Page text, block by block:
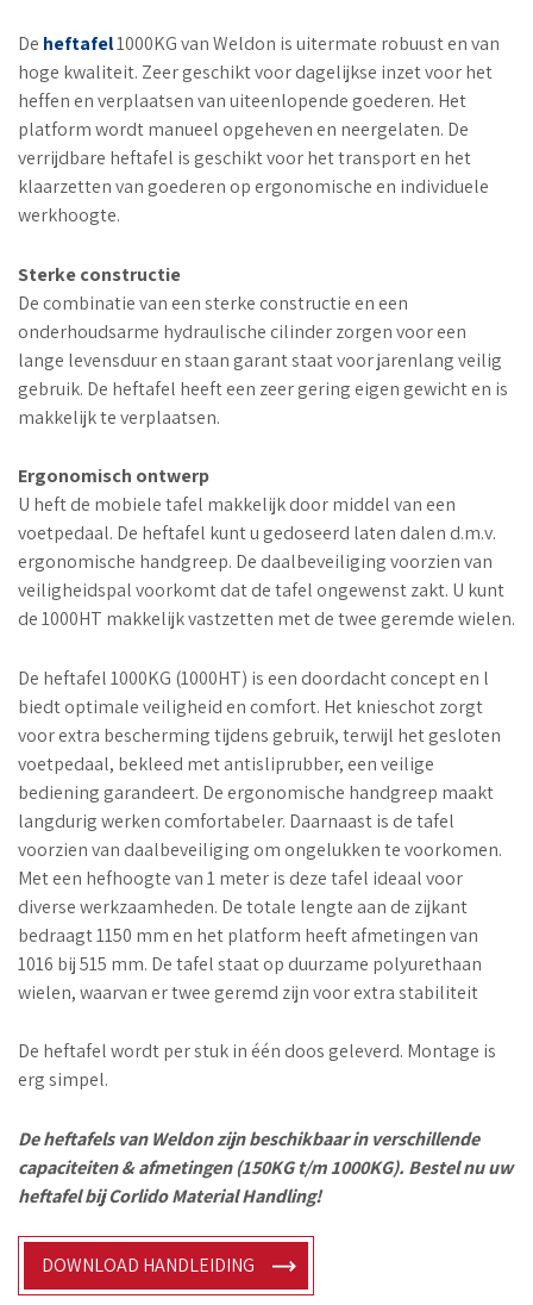
De heftafel1000KG van Weldon is uitermate robuust en van
hoge kwaliteit. Zeer geschikt voor dagelijkse inzet voor het
heffen en verplaatsen van uiteenlopende goederen. Het
platform wordt manueel opgeheven en neergelaten. De
verrijdbare heftafel is geschikt voor het transport en het
klaarzetten van goederen op ergonomische en individuele
werkhoogte.
Sterke constructie
De combinatie van een sterke constructie en een
onderhoudsarme hydraulische cilinder zorgen voor een
lange levensduur en staan garant staat voor jarenlang veilig
gebruik. De heftafel heeft een zeer gering eigen gewicht en is
makkelijk te verplaatsen.
Ergonomisch ontwerp
U heft de mobiele tafel makkelijk door middel van een
voetpedaal. De heftafel kunt u gedoseerd laten dalen d.m.v.
ergonomische handgreep. De daalbeveiliging voorzien van
veiligheidspal voorkomt dat de tafel ongewenst zakt. U kunt
de 1000HT makkelijk vastzetten met de twee geremde wielen.
De heftafel 1000KG (1000HT) is een doordacht concept en l
biedt optimale veiligheid en comfort. Het knieschot zorgt
voor extra bescherming tijdens gebruik, terwijl het gesloten
voetpedaal, bekleed met antisliprubber, een veilige
bediening garandeert. De ergonomische handgreep maakt
langdurig werken comfortabeler. Daarnaast is de tafel
voorzien van daalbeveiliging om ongelukken te voorkomen.
Met een hefhoogte van 1 meter is deze tafel ideaal voor
diverse werkzaamheden. De totale lengte aan de zijkant
bedraagt 1150 mm en het platform heeft afmetingen van
1016 bij 515 mm. De tafel staat op duurzame polyurethaan
wielen, waarvan er twee geremd zijn voor extra stabiliteit
De heftafel wordt per stuk in één doos geleverd. Montage is
erg simpel.
De heftafels van Weldon zijn beschikbaar in verschillende
capaciteiten & afmetingen (150KG t/m 1000KG). Bestel nu uw
heftafel bij Corlido Material Handling!
DOWNLOAD HANDLEIDING